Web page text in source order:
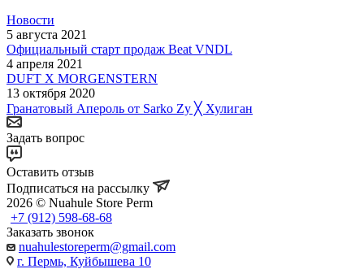
Новости
5 августа 2021
Официальный старт продаж Beat VNDL
4 апреля 2021
DUFT X MORGENSTERN
13 октября 2020
Гранатовый Апероль от Sarko Zy ╳ Хулиган
Задать вопрос
Оставить отзыв
Подписаться на рассылку
2026 © Nuahule Store Perm
+7 (912) 598-68-68
Заказать звонок
nuahulestoreperm@gmail.com
г. Пермь, Куйбышева 10